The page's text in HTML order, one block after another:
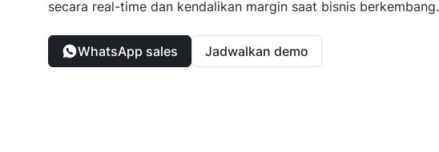
secara real-time dan kendalikan margin saat bisnis berkembang.
WhatsApp sales Jadwalkan demo